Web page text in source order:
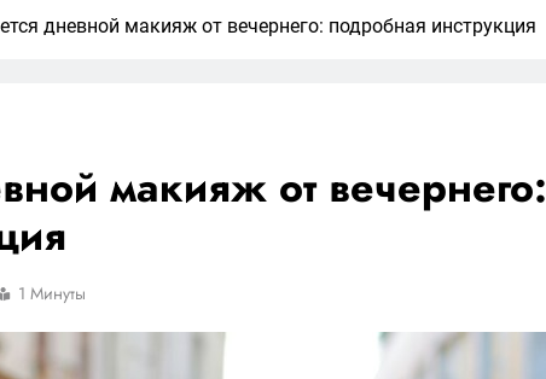
дневной макияж от вечернего: подробная инструкция
макияж от вечернего:
1 Минуты